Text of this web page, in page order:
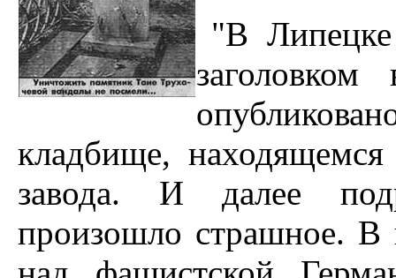
"В Липецке
кладбище, находящемся
завода. И далее
произошло страшное.